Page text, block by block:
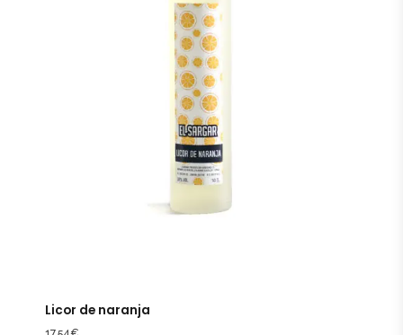
Licor de naranja